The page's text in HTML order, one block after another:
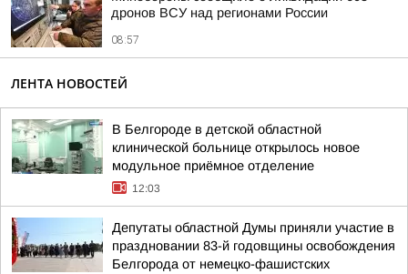
дронов ВСУ над регионами России
08:57
ЛЕНТА НОВОСТЕЙ
В Белгороде в детской областной
клинической больнице открылось новое
модульное приёмное отделение
12:03
Депутаты областной Думы приняли участие в
праздновании 83-й годовщины освобождения
Белгорода от немецко-фашистских